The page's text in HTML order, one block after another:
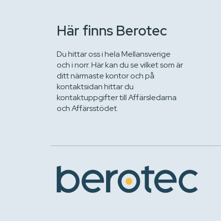
Här finns Berotec
Du hittar oss i hela Mellansverige
och i norr. Här kan du se vilket som är
ditt närmaste kontor och på
kontaktsidan hittar du
kontaktuppgifter till Affärsledarna
och Affärsstödet.